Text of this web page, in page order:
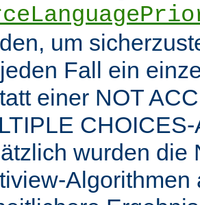
um
Fall ein
einer NOT
wurden die
Algorithmen